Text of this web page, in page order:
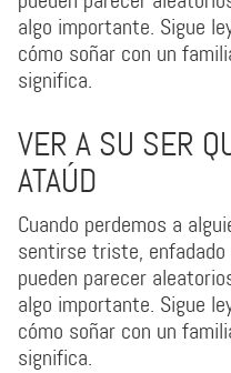
algo importante. Sigue
cómo soñar con un
significa.
VER A SU SER
ATAÚD
Cuando perdemos a
sentirse triste,
pueden parecer
algo importante. Sigue
cómo soñar con un
significa.